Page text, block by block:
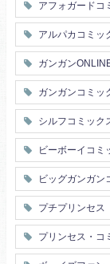
アフォガードコ
アルパカコミッ
ガンガン
ガンガンコミッ
シルフコミック
ビーボーイコミ
ビッグガンガン
プチプリンセス
プリンセス・コ